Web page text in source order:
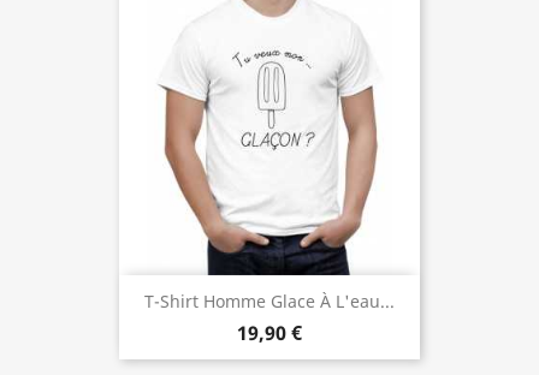
T-Shirt Homme Glace À L'eau...
19,90 €